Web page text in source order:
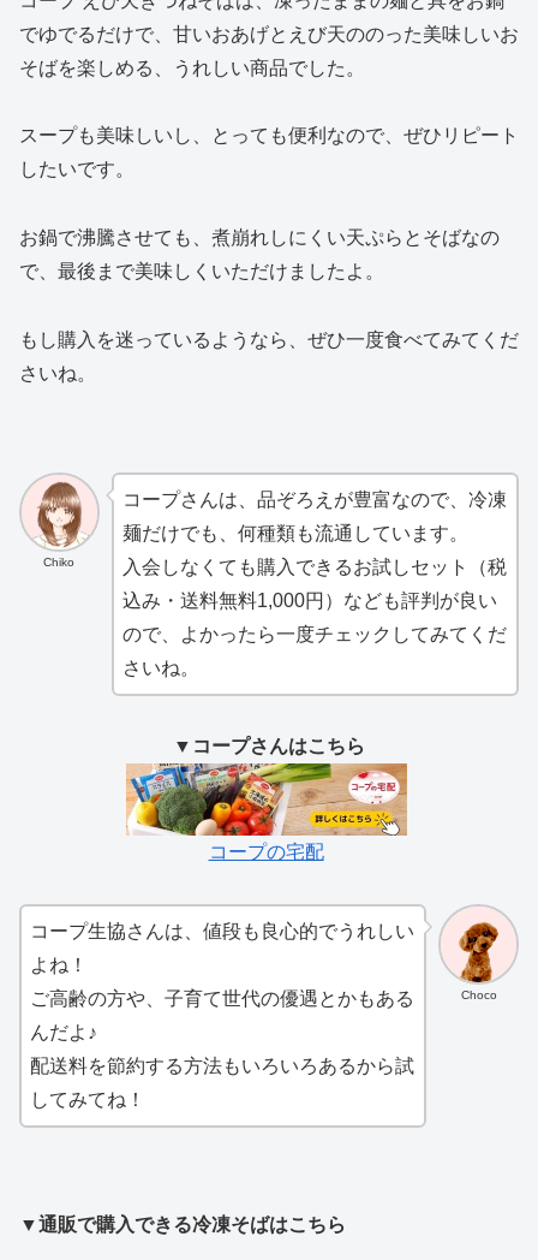
でゆでるだけで、甘いおあげとえび天ののった美味しいお
そばを楽しめる、うれしい商品でした。
スープも美味しいし、とっても便利なので、ぜひリピート
したいです。
お鍋で沸騰させても、煮崩れしにくい天ぷらとそばなの
で、最後まで美味しくいただけましたよ。
もし購入を迷っているようなら、ぜひ一度食べてみてくだ
さいね。
Chiko
コープさんは、品ぞろえが豊富なので、冷凍
麺だけでも、何種類も流通しています。
入会しなくても購入できるお試しセット（税
込み・送料無料1,000円）なども評判が良い
ので、よかったら一度チェックしてみてくだ
さいね。
▼コープさんはこちら
コープの宅配
Choco
コープ生協さんは、値段も良心的でうれしい
よね！
ご高齢の方や、子育て世代の優遇とかもある
んだよ♪
配送料を節約する方法もいろいろあるから試
してみてね！
▼通販で購入できる冷凍そばはこちら